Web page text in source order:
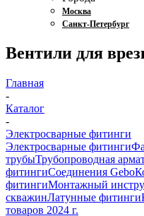
Москва
Санкт-Петербург
Вентили для
Главная
-
Каталог
-
Электросварные фитинги
Электросварные фитинги
трубыТрубопроводная
фитингиСоединения Gebo
фитингиМонтажный
скважинЛатунные фитинги
товаров 2024 г.